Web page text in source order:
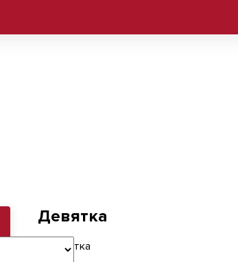
Девятка